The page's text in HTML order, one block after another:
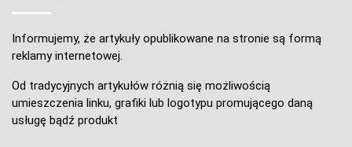
Informujemy, że artykuły opublikowane na stronie są formą
reklamy internetowej.
Od tradycyjnych artykułów różnią się możliwością
umieszczenia linku, grafiki lub logotypu promującego daną
usługę bądź produkt